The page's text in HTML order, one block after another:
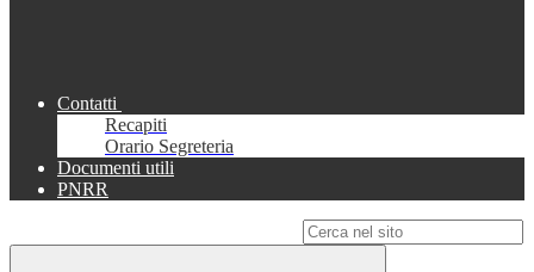
Contatti
Recapiti
Orario Segreteria
Documenti utili
PNRR